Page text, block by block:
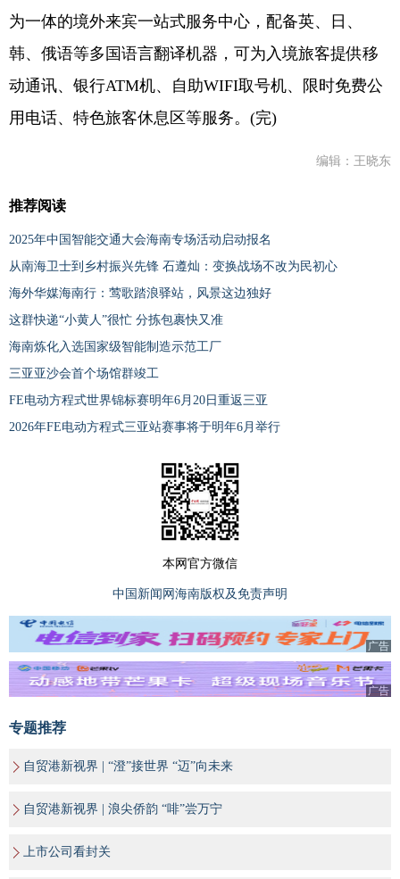
为一体的境外来宾一站式服务中心，配备英、日、
韩、俄语等多国语言翻译机器，可为入境旅客提供移
动通讯、银行ATM机、自助WIFI取号机、限时免费公
用电话、特色旅客休息区等服务。(完)
编辑：王晓东
推荐阅读
2025年中国智能交通大会海南专场活动启动报名
从南海卫士到乡村振兴先锋 石遵灿：变换战场不改为民初心
海外华媒海南行：莺歌踏浪驿站，风景这边独好
这群快递“小黄人”很忙 分拣包裹快又准
海南炼化入选国家级智能制造示范工厂
三亚亚沙会首个场馆群竣工
FE电动方程式世界锦标赛明年6月20日重返三亚
2026年FE电动方程式三亚站赛事将于明年6月举行
本网官方微信
中国新闻网海南版权及免责声明
广告
广告
专题推荐
自贸港新视界 | “澄”接世界 “迈”向未来
自贸港新视界 | 浪尖侨韵 “啡”尝万宁
上市公司看封关